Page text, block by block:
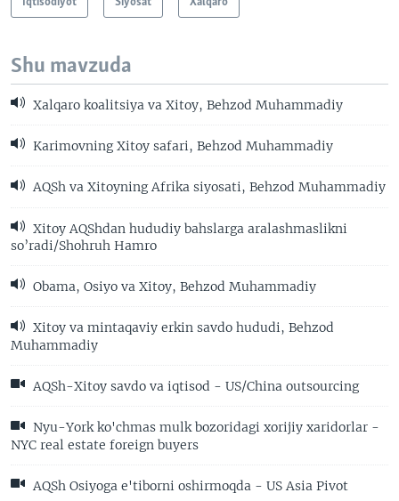
Shu mavzuda
Xalqaro koalitsiya va Xitoy, Behzod Muhammadiy
Karimovning Xitoy safari, Behzod Muhammadiy
AQSh va Xitoyning Afrika siyosati, Behzod Muhammadiy
Xitoy AQShdan hududiy bahslarga aralashmaslikni
so’radi/Shohruh Hamro
Obama, Osiyo va Xitoy, Behzod Muhammadiy
Xitoy va mintaqaviy erkin savdo hududi, Behzod
Muhammadiy
AQSh-Xitoy savdo va iqtisod - US/China outsourcing
Nyu-York ko'chmas mulk bozoridagi xorijiy xaridorlar -
NYC real estate foreign buyers
AQSh Osiyoga e'tiborni oshirmoqda - US Asia Pivot